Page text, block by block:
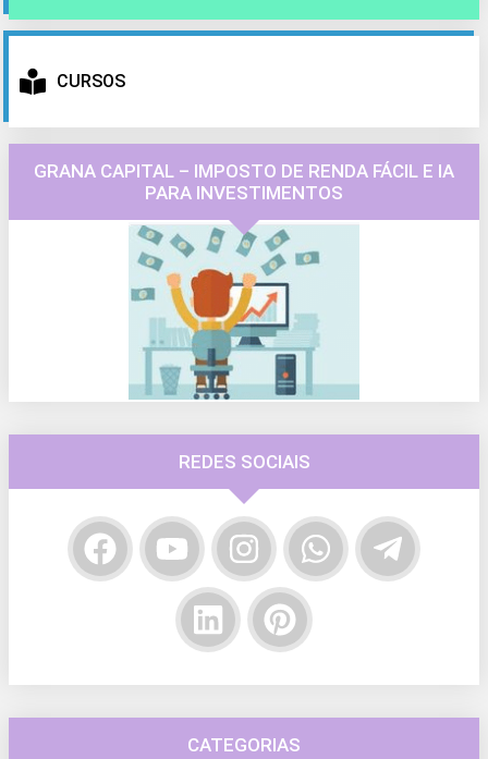
CURSOS
GRANA CAPITAL – IMPOSTO DE RENDA FÁCIL E IA
PARA INVESTIMENTOS
REDES SOCIAIS
CATEGORIAS